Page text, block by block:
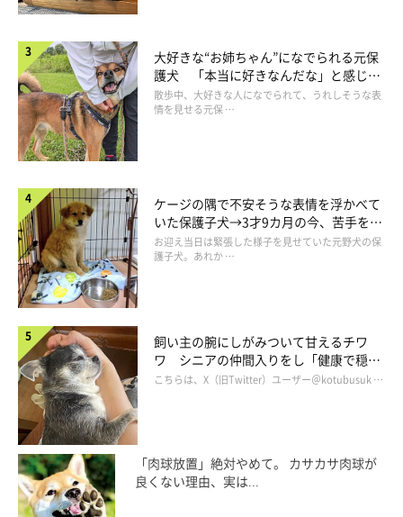
ちまきちゃんはどんなコ？
大好きな“お姉ちゃん”になでられる元保
護犬 「本当に好きなんだな」と感じる
表情にほっこり
散歩中、大好きな人になでられて、うれしそうな表
情を見せる元保 …
ケージの隅で不安そうな表情を浮かべて
いた保護子犬→3才9カ月の今、苦手を克
服し頼もしいコに成長！
お迎え当日は緊張した様子を見せていた元野犬の保
護子犬。あれか …
飼い主の腕にしがみついて甘えるチワ
ワ シニアの仲間入りをし「健康で穏や
かな暮らしが続いてほしい」と願う
こちらは、X（旧Twitter）ユーザー＠kotubusuk …
「肉球放置」絶対やめて。 カサカサ肉球が
良くない理由、実は...